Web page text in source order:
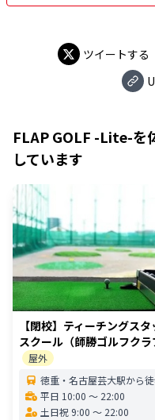
ツイートする
FLAP GOLF -Lite-を
しています
【閉校】ティーチングス
スクール（師勝ゴルフクラ
屋外
徳重・名古屋芸大駅から
平日 10:00 〜 22:00
土日祝 9:00 〜 22:00